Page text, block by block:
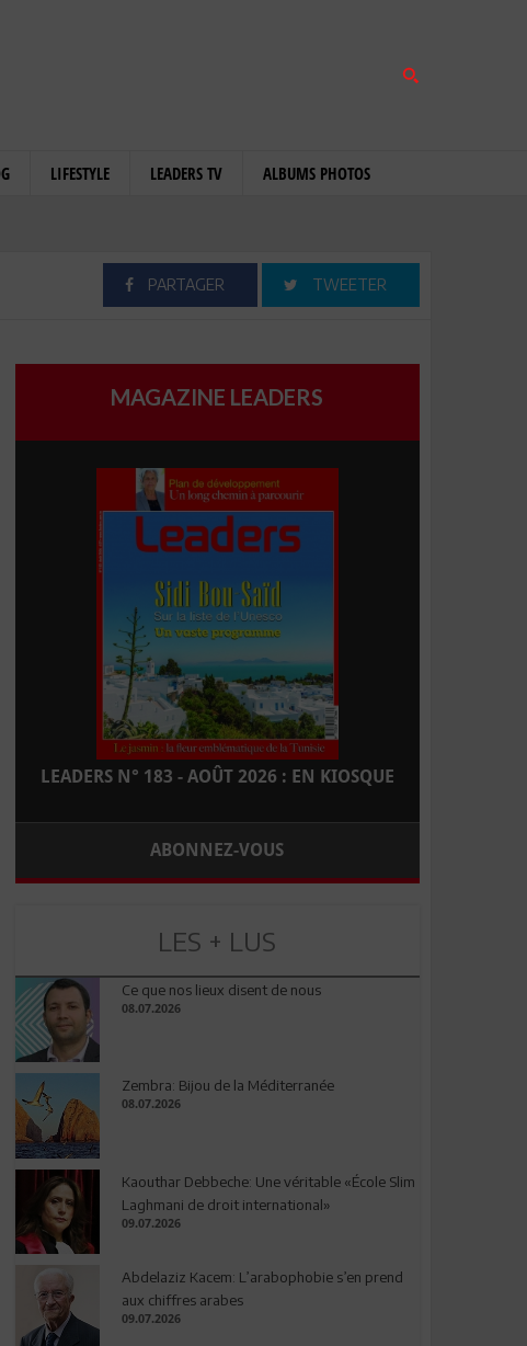
LIFESTYLE LEADERS TV ALBUMS PHOTOS
PARTAGER TWEETER
MAGAZINE LEADERS
LEADERS N° 183 - AOÛT 2026 : EN KIOSQUE
ABONNEZ-VOUS
LES + LUS
Ce que nos lieux disent de nous
08.07.2026
Zembra: Bijou de la Méditerranée
08.07.2026
Kaouthar Debbeche: Une véritable «École Slim
Laghmani de droit international»
09.07.2026
Abdelaziz Kacem: L’arabophobie s’en prend
aux chiffres arabes
09.07.2026